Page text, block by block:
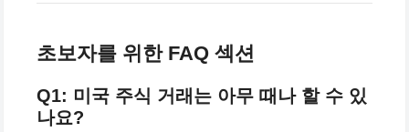
초보자를 위한 FAQ 섹션
Q1: 미국 주식 거래는 아무 때나 할 수 있
나요?